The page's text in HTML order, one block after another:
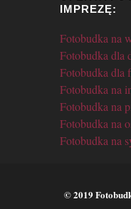
IMPREZĘ:
Fotobudka na
Fotobudka dla
Fotobudka dla
Fotobudka na
Fotobudka na
Fotobudka na
Fotobudka na
© 2019